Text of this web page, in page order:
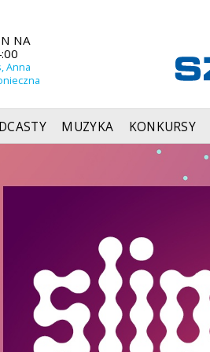
NA
Anna
MUZYKA KONKURSY